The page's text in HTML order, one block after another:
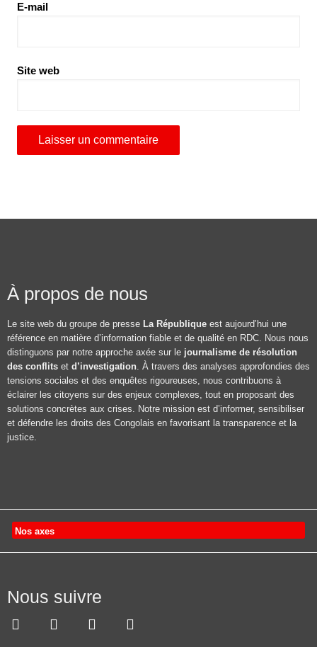
E-mail
Site web
À propos de nous
Le site web du groupe de presse La République est aujourd’hui une
référence en matière d’information fiable et de qualité en RDC. Nous nous
distinguons par notre approche axée sur le journalisme de résolution
des conflits et d’investigation. À travers des analyses approfondies des
tensions sociales et des enquêtes rigoureuses, nous contribuons à
éclairer les citoyens sur des enjeux complexes, tout en proposant des
solutions concrètes aux crises. Notre mission est d’informer, sensibiliser
et défendre les droits des Congolais en favorisant la transparence et la
justice.
Nos axes
Nous suivre